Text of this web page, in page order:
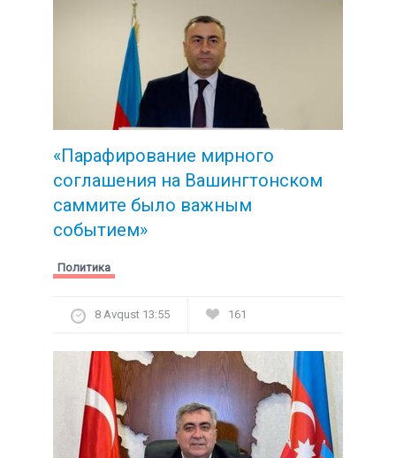
«Парафирование мирного
соглашения на Вашингтонском
саммите было важным
событием»
Политика
8 Avqust 13:55 161